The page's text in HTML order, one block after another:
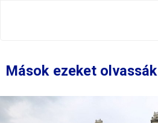
Mások ezeket olvassák